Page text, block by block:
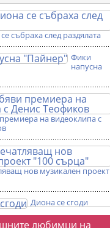
събраха след раздялата
Фики
напусна
на видеоклипа с
нов музикален проект
Диона се сгоди
любимци на